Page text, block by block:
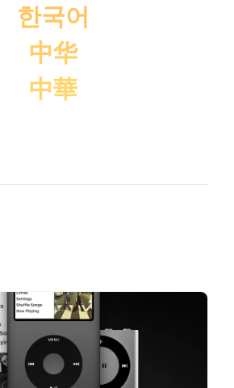
한국어
中华
中華